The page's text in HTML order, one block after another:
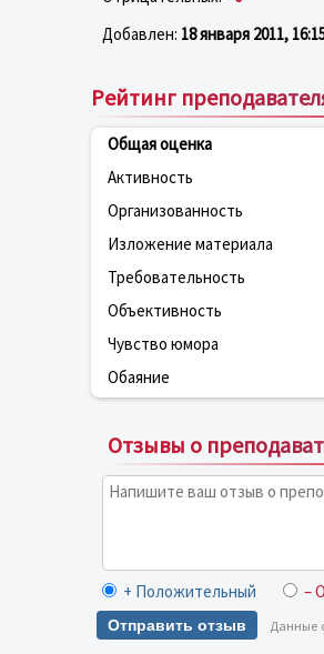
Добавлен: 18 января 2011,
Рейтинг
Общая оценка
Активность
Организованность
Изложение материала
Требовательность
Объективность
Чувство юмора
Обаяние
Отзывы о
+ Положительный –
Отправить отзыв Данные